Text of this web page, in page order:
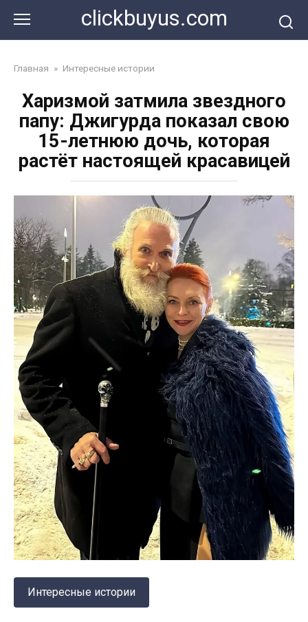
контенту
clickbuyus.com
Главная » Интересные истории
Харизмой затмила звездного
папу: Джигурда показал свою
15-летнюю дочь, которая
растёт настоящей красавицей
Интересные истории